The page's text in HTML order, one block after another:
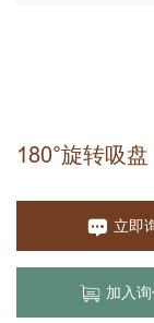
180°旋转吸盘
立即
加入